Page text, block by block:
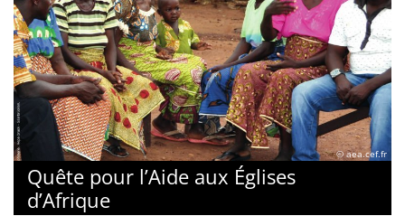
© aea.cef.fr
Quête pour l’Aide aux Églises
d’Afrique